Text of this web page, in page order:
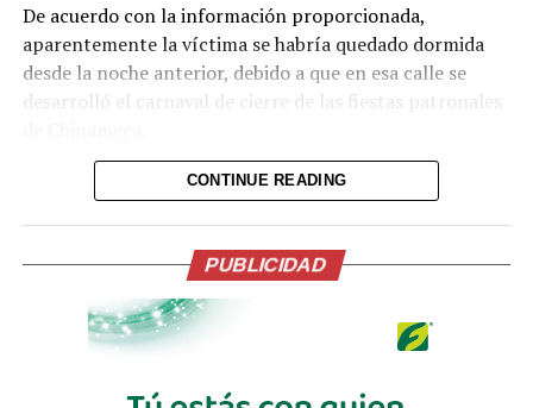
De acuerdo con la información proporcionada,
aparentemente la víctima se habría quedado dormida
desde la noche anterior, debido a que en esa calle se
desarrolló el carnaval de cierre de las fiestas patronales
Hasta el momento, el texto no proporciona información
CONTINUE READING
PUBLICIDAD